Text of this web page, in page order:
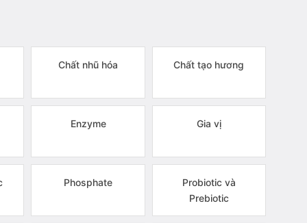
Chất nhũ hóa Chất tạo hương
Enzyme Gia vị
Phosphate
Probiotic và
Prebiotic